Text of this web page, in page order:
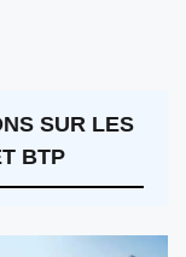
SUR LES
BTP